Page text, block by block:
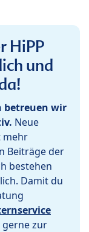
HiPP
und
betreuen wir
Neue
mehr
Beiträge der
bestehen
Damit du
gerne zur